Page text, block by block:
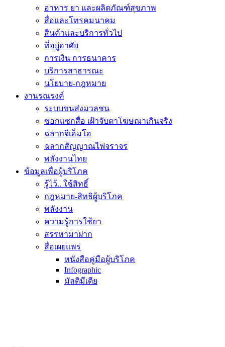
อาหาร ยา และผลิตภัณฑ์สุขภาพ
สื่อและโทรคมนาคม
สินค้าและบริการทั่วไป
ที่อยู่อาศัย
การเงิน การธนาคาร
บริการสาธารณะ
นโยบาย-กฎหมาย
งานรณรงค์
ระบบขนส่งมวลชน
ซอกแซกสื่อ เฝ้าจับตาโฆษณาเกินจริง
ฉลากจีเอ็มโอ
ฉลากสัญญาณไฟจราจร
พลังงานไทย
ข้อมูลเพื่อผู้บริโภค
รู้ไว้.. ใช้สิทธิ์
กฎหมาย-สิทธิผู้บริโภค
พลังงาน
ความรู้การใช้ยา
สรรหามาฝาก
สื่อเผยแพร่
หนังสือคู่มือผู้บริโภค
Infographic
มัลติมีเดีย